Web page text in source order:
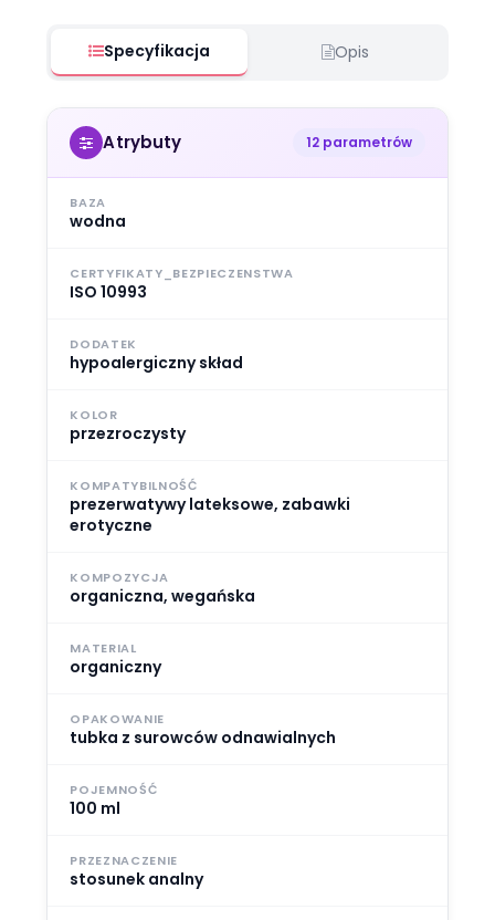
Specyfikacja Opis
Atrybuty 12 parametrów
BAZA
wodna
CERTYFIKATY_BEZPIECZENSTWA
ISO 10993
DODATEK
hypoalergiczny skład
KOLOR
przezroczysty
KOMPATYBILNOŚĆ
prezerwatywy lateksowe, zabawki
erotyczne
KOMPOZYCJA
organiczna, wegańska
MATERIAL
organiczny
OPAKOWANIE
tubka z surowców odnawialnych
POJEMNOŚĆ
100 ml
PRZEZNACZENIE
stosunek analny